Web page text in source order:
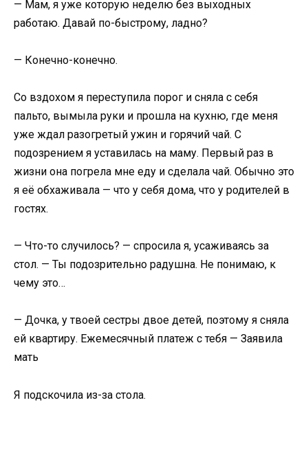
— Мам, я уже которую неделю без выходных
работаю. Давай по-быстрому, ладно?
— Конечно-конечно.
Со вздохом я переступила порог и сняла с себя
пальто, вымыла руки и прошла на кухню, где меня
уже ждал разогретый ужин и горячий чай. С
подозрением я уставилась на маму. Первый раз в
жизни она погрела мне еду и сделала чай. Обычно это
я её обхаживала — что у себя дома, что у родителей в
гостях.
— Что-то случилось? — спросила я, усаживаясь за
стол. — Ты подозрительно радушна. Не понимаю, к
чему это…
— Дочка, у твоей сестры двое детей, поэтому я сняла
ей квартиру. Ежемесячный платеж с тебя — Заявила
мать
Я подскочила из-за стола.